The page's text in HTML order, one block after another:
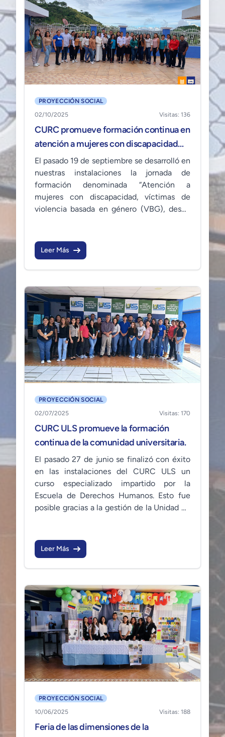
PROYECCIÓN SOCIAL
02/10/2025
Visitas: 136
CURC promueve formación continua en
atención a mujeres con discapacidad
víctimas de VBG.
El pasado 19 de septiembre se desarrolló en
nuestras instalaciones la jornada de
formación denominada “Atención a
mujeres con discapacidad, víctimas de
violencia basada en género (VBG), desde
por la institución D. Género con apoyo de
Abogados sin fronteras Canadá y asuntos
mundiales Canadá.
Leer Más
PROYECCIÓN SOCIAL
02/07/2025
Visitas: 170
CURC ULS promueve la formación
continua de la comunidad universitaria.
El pasado 27 de junio se finalizó con éxito
en las instalaciones del CURC ULS un
curso especializado impartido por la
Escuela de Derechos Humanos. Esto fue
posible gracias a la gestión de la Unidad de
Leer Más
PROYECCIÓN SOCIAL
10/06/2025
Visitas: 188
Feria de las dimensiones de la